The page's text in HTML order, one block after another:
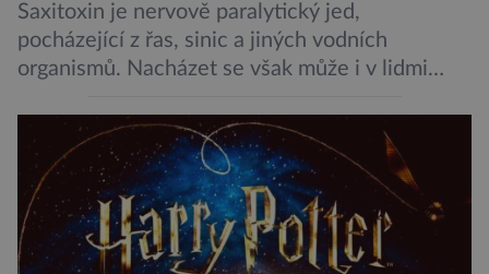
Saxitoxin je nervově paralytický jed,
pocházející z řas, sinic a jiných vodních
organismů. Nacházet se však může i v lidmi
slávky. K příznakům otravy patří paralýza
dýchacích cest, dojít však může až k udušení.
Dosud proti tomuto jedu neexistovala
protilátka, nyní ji zřejmě vědci objevili, ovšem
její zdroj je […]